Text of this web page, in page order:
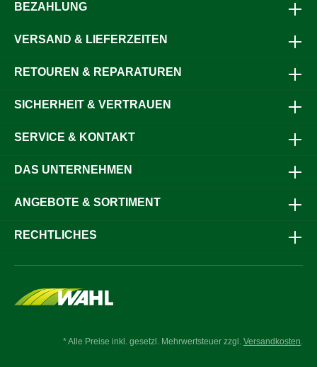
BEZAHLUNG
VERSAND & LIEFERZEITEN
RETOUREN & REPARATUREN
SICHERHEIT & VERTRAUEN
SERVICE & KONTAKT
DAS UNTERNEHMEN
ANGEBOTE & SORTIMENT
RECHTLICHES
* Alle Preise inkl. gesetzl. Mehrwertsteuer zzgl. Versandkosten.